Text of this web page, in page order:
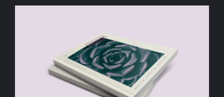
AÑADIR AL CARRITO / DETALLES